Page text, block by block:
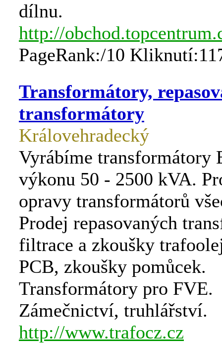
dílnu.
http://
PageRank:/10
Transformátory,
transformátory
Královehradecký
Vyrábíme transformátory
výkonu 50 - 2500 kVA.
opravy transformátorů
Prodej repasovaných
filtrace a zkoušky
PCB, zkoušky pomůcek.
Transformátory pro FVE.
Zámečnictví, truhlářství.
http://www.trafocz.cz